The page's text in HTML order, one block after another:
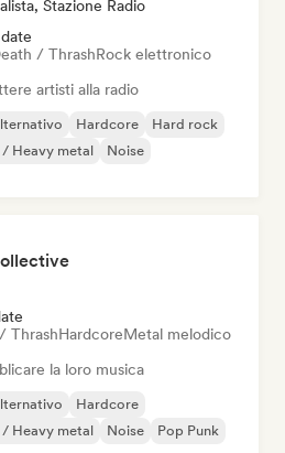
Stazione Radio
/ ThrashRock elettronico
artisti alla radio
Hardcore
Hard rock
Heavy metal
Noise
ThrashHardcoreMetal melodico
la loro musica
Hardcore
Heavy metal Noise
Pop Punk